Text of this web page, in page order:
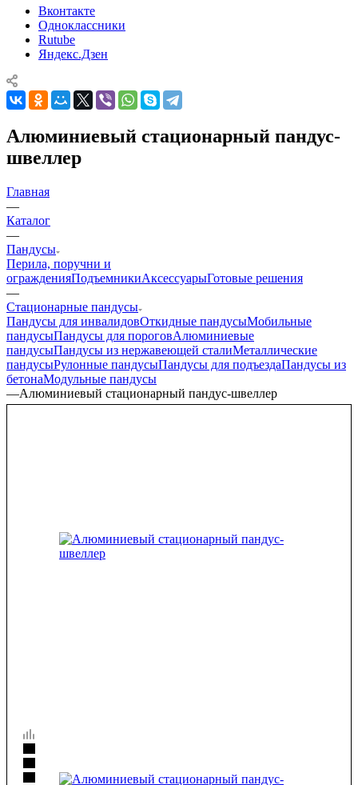
Вконтакте
Одноклассники
Rutube
Яндекс.Дзен
Алюминиевый стационарный пандус-
швеллер
Главная
—
Каталог
—
Пандусы
Перила, поручни и
огражденияПодъемникиАксессуарыГотовые решения
—
Стационарные пандусы
Пандусы для инвалидовОткидные пандусыМобильные
пандусыПандусы для пороговАлюминиевые
пандусыПандусы из нержавеющей сталиМеталлические
пандусыРулонные пандусыПандусы для подъездаПандусы из
бетонаМодульные пандусы
—Алюминиевый стационарный пандус-швеллер